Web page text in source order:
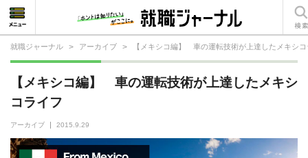
就職ジャーナル > アーカイブ > 【メキシコ編】 車の運転技術が上達したメキシ
【メキシコ編】 車の運転技術が上達したメキシ
コライフ
アーカイブ 2015.9.29
就活相談
就活ノウハウ
仕事の選び方・ヒント
仕事とは？